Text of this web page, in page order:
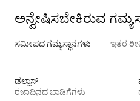
ಅನ್ವೇಷಿಸಬೇಕಿರುವ
ಸಮೀಪದ ಗಮ್ಯಸ್ಥಾನಗಳು ಇತರ
ಡಲ್ಲಾಸ್
ರಜಾದಿನದ ಬಾಡಿಗೆಗಳು